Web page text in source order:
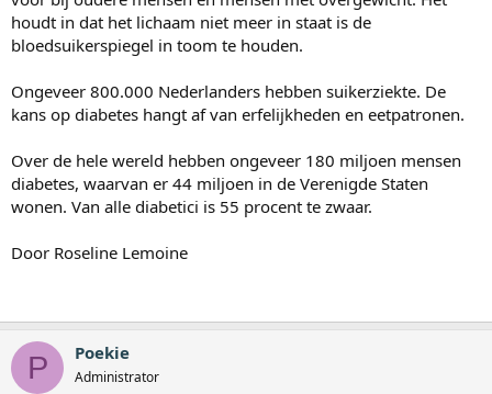
houdt in dat het lichaam niet meer in staat is de
bloedsuikerspiegel in toom te houden.
Ongeveer 800.000 Nederlanders hebben suikerziekte. De
kans op diabetes hangt af van erfelijkheden en eetpatronen.
Over de hele wereld hebben ongeveer 180 miljoen mensen
diabetes, waarvan er 44 miljoen in de Verenigde Staten
wonen. Van alle diabetici is 55 procent te zwaar.
Door Roseline Lemoine
P Poekie
Administrator